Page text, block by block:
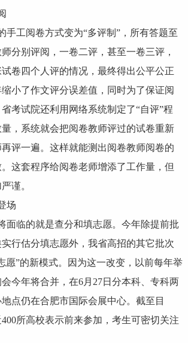
手工阅卷方式变为“多评制”，所有答题至
分别评阅，一卷二评，甚至一卷三评，
卷四个人评的情况，最终得出公平公正
小了作文评分误差值，同时为了保证阅
考试院还利用网络系统制定了“自评”程
，系统就会把阅卷教师评过的试卷重新
评一遍。这样就能测出阅卷教师阅卷的
这套程序给阅卷老师增添了工作量，但
谨。
场
面临的就是查分和填志愿。今年除提前批
行估分填志愿外，我省高招的其它批次
愿”的新模式。因为这一改变，以前每年举
今年将合并，在6月27日分本科、专科两
点仍在合肥市国际会展中心。截至目
所高校表示前来参加，考生可密切关注